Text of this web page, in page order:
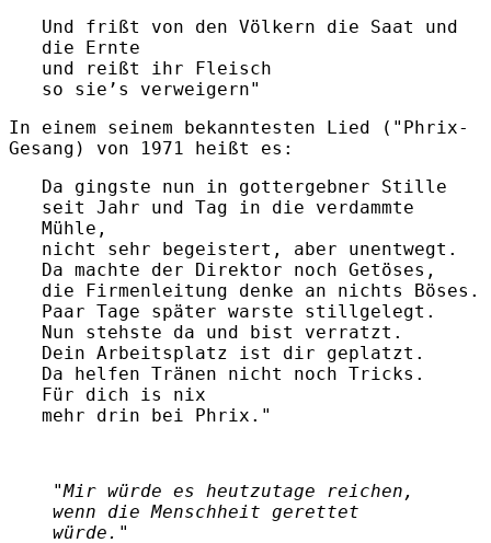
Und frißt von den Völkern die Saat und
die Ernte
und reißt ihr Fleisch
so sie’s verweigern"
In einem seinem bekanntesten Lied ("Phrix-
Gesang) von 1971 heißt es:
Da gingste nun in gottergebner Stille
seit Jahr und Tag in die verdammte
Mühle,
nicht sehr begeistert, aber unentwegt.
Da machte der Direktor noch Getöses,
die Firmenleitung denke an nichts Böses.
Paar Tage später warste stillgelegt.
Nun stehste da und bist verratzt.
Dein Arbeitsplatz ist dir geplatzt.
Da helfen Tränen nicht noch Tricks.
Für dich is nix
mehr drin bei Phrix."
"Mir würde es heutzutage reichen,
wenn die Menschheit gerettet
würde."